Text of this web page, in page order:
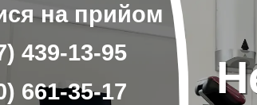
на прийом
439-13-95
661-35-17